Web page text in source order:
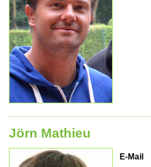
Jörn Mathieu
E-Mail